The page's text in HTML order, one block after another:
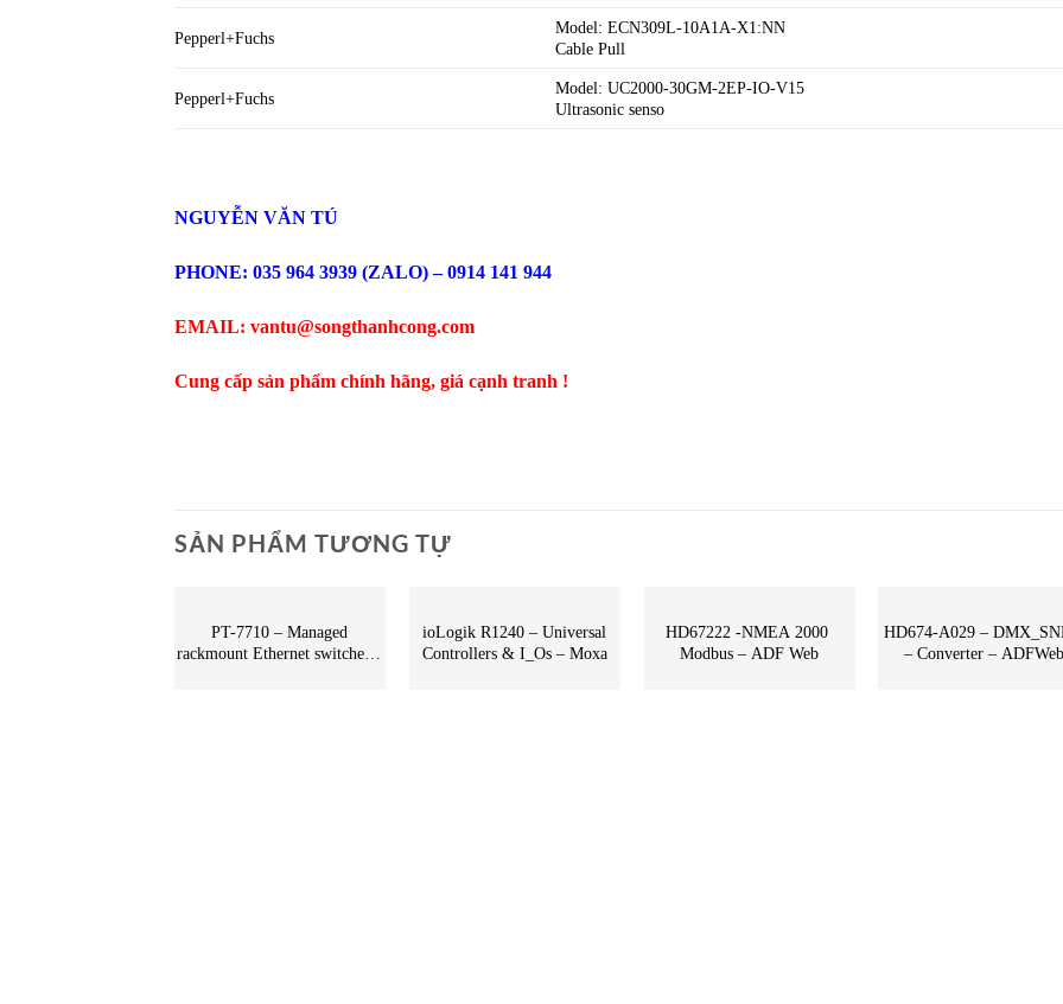
Pepperl+Fuchs
Model: ECN309L-10A1A-X1:NN
Cable Pull
Pepperl+Fuchs
Model: UC2000-30GM-2EP-IO-V15
Ultrasonic senso
NGUYỄN VĂN TÚ
PHONE: 035 964 3939 (ZALO) – 0914 141 944
EMAIL: vantu@songthanhcong.com
Cung cấp sản phẩm chính hãng, giá cạnh tranh !
SẢN PHẨM TƯƠNG TỰ
PT-7710 – Managed
rackmount Ethernet switches –
ioLogik R1240 – Universal
Controllers & I_Os – Moxa
HD67222 -NMEA 2000
Modbus – ADF Web
HD674-A029 –
– Converter – ADFWeb